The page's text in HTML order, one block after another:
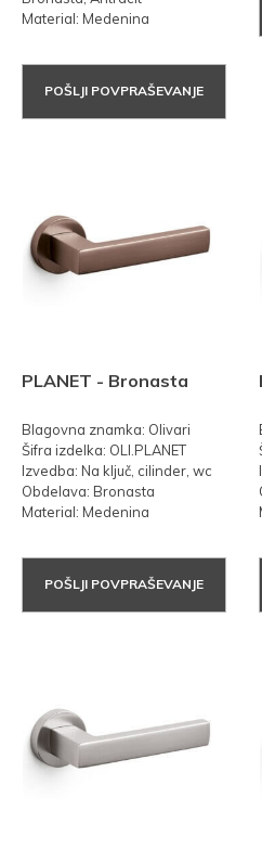
Material: Medenina
POŠLJI POVPRAŠEVANJE
PLANET - Bronasta
Blagovna znamka: Olivari
Šifra izdelka: OLI.PLANET
Izvedba: Na ključ, cilinder, wc
Obdelava: Bronasta
Material: Medenina
POŠLJI POVPRAŠEVANJE